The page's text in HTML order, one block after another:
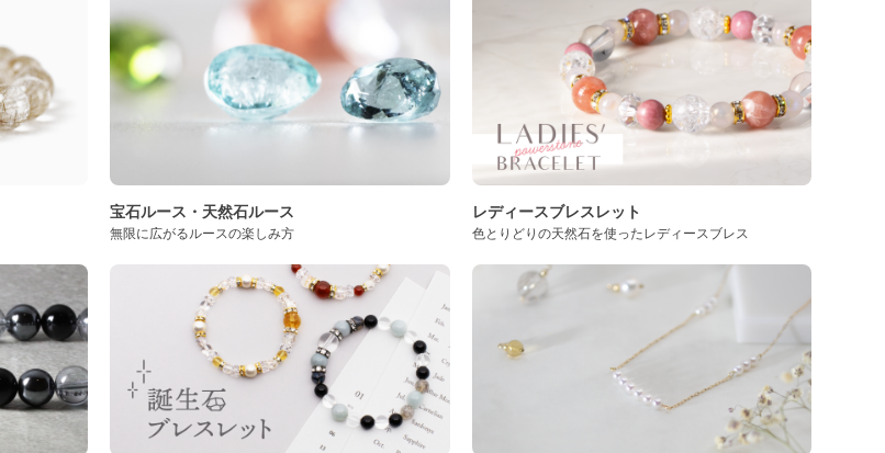
宝石ルース・天然石ルース
無限に広がるルースの楽しみ方
レディースブレスレット
色とりどりの天然石を使ったレディースブレス